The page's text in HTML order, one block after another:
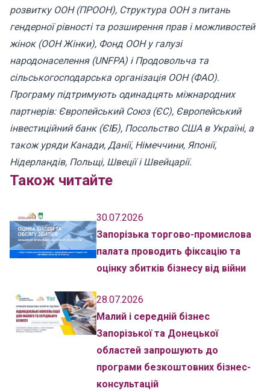
розвитку ООН (ПРООН), Структура ООН з питань
гендерної рівності та розширення прав і можливостей
жінок (ООН Жінки), Фонд ООН у галузі
народонаселення (UNFPA) і Продовольча та
сільськогосподарська організація ООН (ФАО).
Програму підтримують одинадцять міжнародних
партнерів: Європейський Союз (ЄС), Європейський
інвестиційний банк (ЄІБ), Посольство США в Україні, а
також уряди Канади, Данії, Німеччини, Японії,
Нідерландів, Польщі, Швеції і Швейцарії.
Також читайте
30.07.2026
Запорізька торгово-промислова
палата проводить фіксацію та
оцінку збитків бізнесу від війни
28.07.2026
Малий і середній бізнес
Запорізької та Донецької
областей запрошують до
програми безкоштовних бізнес-
консультацій